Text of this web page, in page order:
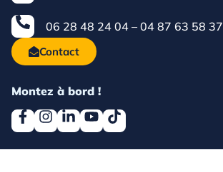
06 28 48 24 04 – 04 87 63 58 37
Contact
Montez à bord !